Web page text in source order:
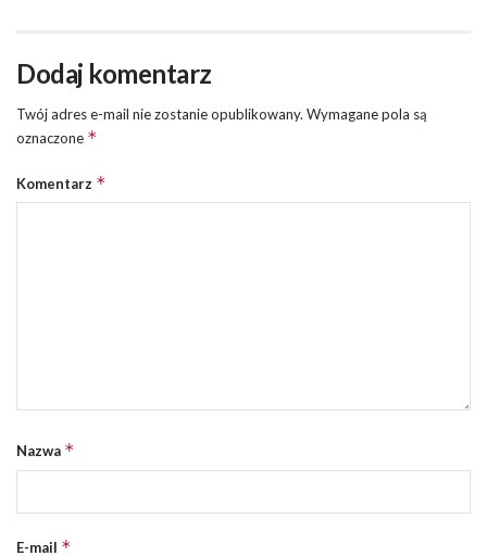
Dodaj komentarz
Twój adres e-mail nie zostanie opublikowany. Wymagane pola są
oznaczone *
Komentarz *
Nazwa *
E-mail *